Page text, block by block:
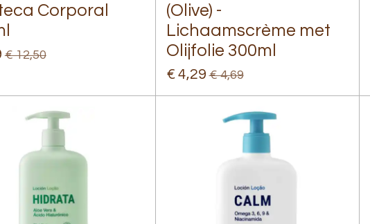
Corporal
€ 12,50
(Olive) -
Lichaamscrème met
Olijfolie 300ml
€ 4,29 € 4,69